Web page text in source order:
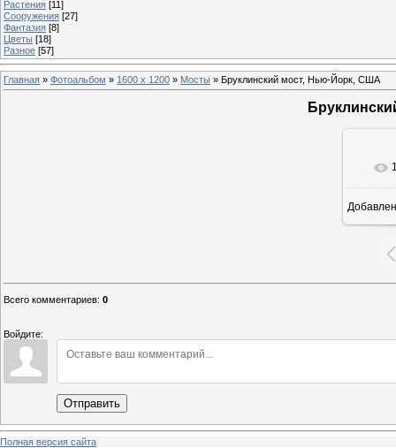
Растения [11]
Сооружения [27]
Фантазия [8]
Цветы [18]
Разное [57]
Главная » Фотоальбом » 1600 x 1200 » Мосты » Бруклинский мост, Нью-Йорк, США
Всего комментариев: 0
Войдите:
Отправить
Полная версия сайта